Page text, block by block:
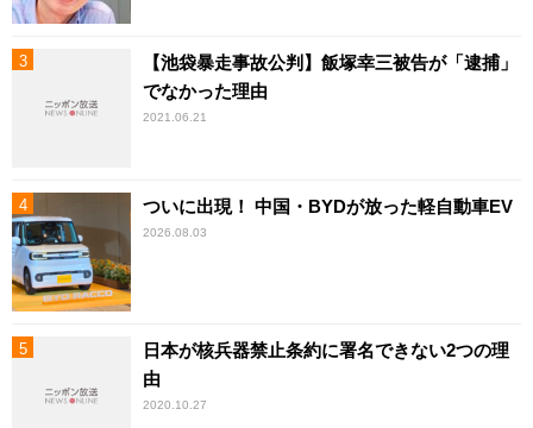
【池袋暴走事故公判】飯塚幸三被告が「逮捕」
でなかった理由
2021.06.21
ついに出現！ 中国・BYDが放った軽自動車EV
2026.08.03
日本が核兵器禁止条約に署名できない2つの理
由
2020.10.27